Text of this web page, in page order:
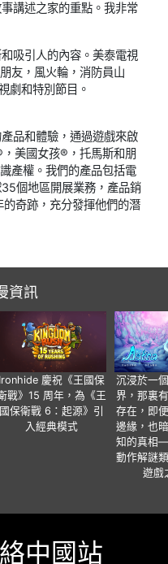
講述之家的重點。我非常
吸引人的內容。美泰電視
友，風火輪，消防員山
劇和特別節目。
品和體驗，通過遊戲來啟
美國女孩®，托馬斯和朋
產權。我們的產品包括電
個地區開展業務，產品銷
奇跡，充分發揮他們的潛
資訊
Ironhide 慶祝《王國保
戰》15 周年，為《王
國保衛戰 6：起源》引
入經典模式
沉浸於一
界，那裏
存在，即
邊緣，也
知的真相
動作解謎
遊戲
中國站